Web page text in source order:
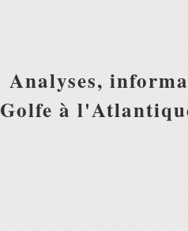
Analyses,
Golfe à